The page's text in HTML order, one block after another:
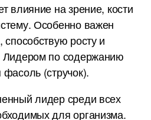
влияние на зрение, кости
Особенно важен
росту и
Лидером по содержанию
(стручок).
лидер среди всех
для организма.